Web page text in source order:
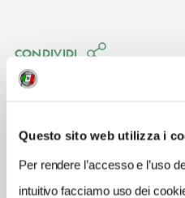
Questo sito web utilizza i
Per rendere l’accesso e l’uso
intuitivo facciamo uso dei
CONDIVIDI
Palermo(PA)